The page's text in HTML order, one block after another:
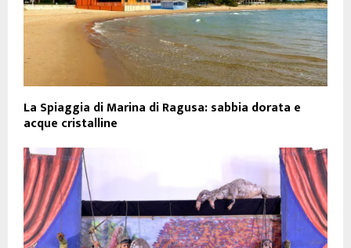
La Spiaggia di Marina di Ragusa: sabbia dorata e
acque cristalline